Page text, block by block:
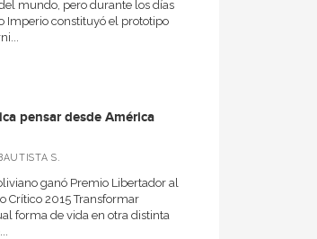
mundo, pero durante los días
Imperio constituyó el prototipo
pensar desde América
S.
ganó Premio Libertador al
Crítico 2015 Transformar
forma de vida en otra distinta